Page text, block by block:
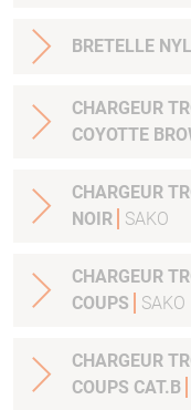
BRETELLE
CHARGEUR
COYOTTE
CHARGEUR TRG
NOIR
SAKO
CHARGEUR
COUPS
SAKO
CHARGEUR
COUPS CAT.B